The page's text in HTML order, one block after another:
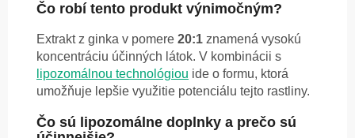
Čo robí tento produkt výnimočným?
Extrakt z ginka v pomere 20:1 znamená vysokú
koncentráciu účinných látok. V kombinácii s
lipozomálnou technológiou ide o formu, ktorá
umožňuje lepšie využitie potenciálu tejto rastliny.
Čo sú lipozomálne doplnky a prečo sú